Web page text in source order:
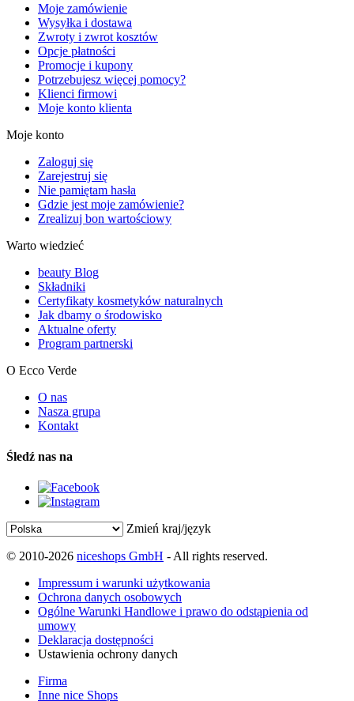
Moje zamówienie
Wysyłka i dostawa
Zwroty i zwrot kosztów
Opcje płatności
Promocje i kupony
Potrzebujesz więcej pomocy?
Klienci firmowi
Moje konto klienta
Moje konto
Zaloguj się
Zarejestruj się
Nie pamiętam hasła
Gdzie jest moje zamówienie?
Zrealizuj bon wartościowy
Warto wiedzieć
beauty Blog
Składniki
Certyfikaty kosmetyków naturalnych
Jak dbamy o środowisko
Aktualne oferty
Program partnerski
O Ecco Verde
O nas
Nasza grupa
Kontakt
Śledź nas na
Zmień kraj/język
© 2010-2026 niceshops GmbH - All rights reserved.
Impressum i warunki użytkowania
Ochrona danych osobowych
Ogólne Warunki Handlowe i prawo do odstąpienia od
umowy
Deklaracja dostępności
Ustawienia ochrony danych
Firma
Inne nice Shops